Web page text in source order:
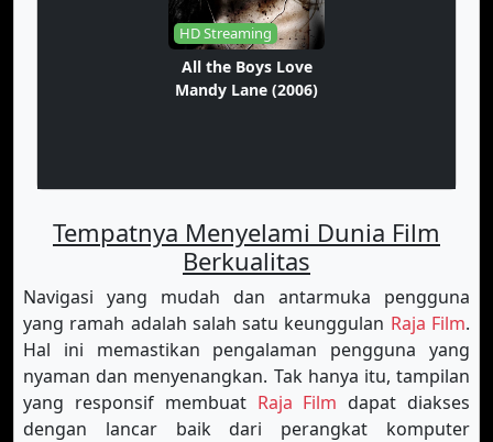
HD Streaming
All the Boys Love
Mandy Lane (2006)
Tempatnya Menyelami Dunia Film
Berkualitas
Navigasi yang mudah dan antarmuka pengguna
yang ramah adalah salah satu keunggulan Raja Film.
Hal ini memastikan pengalaman pengguna yang
nyaman dan menyenangkan. Tak hanya itu, tampilan
yang responsif membuat Raja Film dapat diakses
dengan lancar baik dari perangkat komputer